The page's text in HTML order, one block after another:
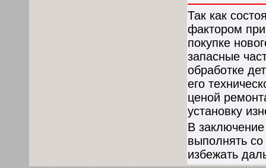
Так как
фактором
покупке
запасные
обработке
его
ценой
установку
В
выполнять
избежать